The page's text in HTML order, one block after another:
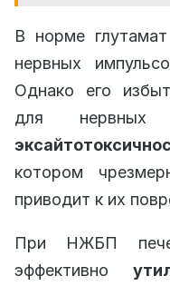
В норме
нервных
Однако его
для
котором
приводит к их
При НЖБП
эффективно